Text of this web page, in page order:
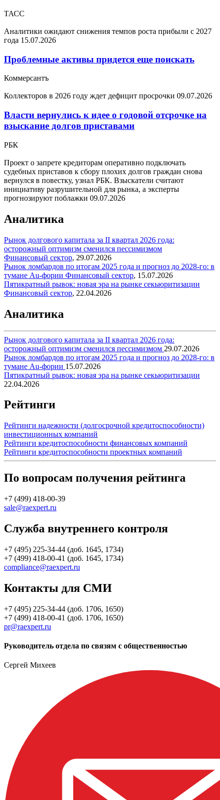
ТАСС
Аналитики ожидают снижения темпов роста прибыли с 2027
года 15.07.2026
Проблемные активы придется еще поискать
Коммерсантъ
Коллекторов в 2026 году ждет дефицит просрочки 09.07.2026
Власти вернулись к идее о годовой отсрочке на
взыскание долгов приставами
РБК
Проект о запрете кредиторам оперативно подключать
судебных приставов к сбору плохих долгов граждан снова
вернулся в повестку, узнал РБК. Взыскатели считают
инициативу разрушительной для рынка, а эксперты
прогнозируют поблажки 09.07.2026
Аналитика
Рынок долгового капитала за II квартал 2026 года:
осторожный оптимизм сменился пессимизмом
Финансовый сектор, 29.07.2026
Рынок ломбардов по итогам 2025 года и прогноз до 2028-го: в
тумане Au-фории Финансовый сектор, 15.07.2026
Пятикратный рывок: новая эра на рынке секьюритизации
Финансовый сектор, 22.04.2026
Аналитика
Рынок долгового капитала за II квартал 2026 года:
осторожный оптимизм сменился пессимизмом 29.07.2026
Рынок ломбардов по итогам 2025 года и прогноз до 2028-го: в
тумане Au-фории 15.07.2026
Пятикратный рывок: новая эра на рынке секьюритизации
22.04.2026
Рейтинги
Рейтинги надежности (долгосрочной кредитоспособности)
инвестиционных компаний
Рейтинги кредитоспособности финансовых компаний
Рейтинги кредитоспособности проектных компаний
По вопросам получения рейтинга
+7 (499) 418-00-39
sale@raexpert.ru
Служба внутреннего контроля
+7 (495) 225-34-44 (доб. 1645, 1734)
+7 (499) 418-00-41 (доб. 1645, 1734)
compliance@raexpert.ru
Контакты для СМИ
+7 (495) 225-34-44 (доб. 1706, 1650)
+7 (499) 418-00-41 (доб. 1706, 1650)
pr@raexpert.ru
Руководитель отдела по связям с общественностью
Сергей Михеев